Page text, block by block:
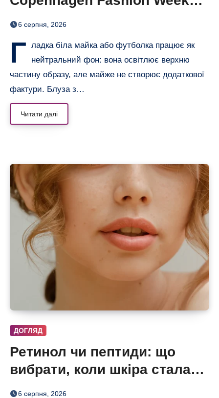
показали тренд цього літа
6 серпня, 2026
Г ладка біла майка або футболка працює як
нейтральний фон: вона освітлює верхню
частину образу, але майже не створює додаткової
фактури. Блуза з…
Читати далі
ДОГЛЯД
Ретинол чи пептиди: що
вибрати, коли шкіра стала
нерівною і чутливою
6 серпня, 2026